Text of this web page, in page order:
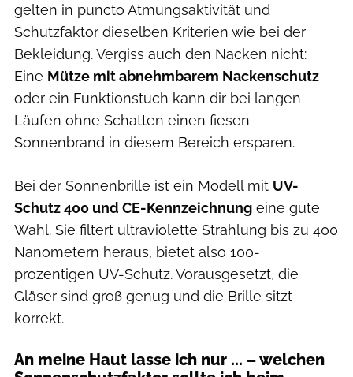
gelten in puncto Atmungsaktivität und
Schutzfaktor dieselben Kriterien wie bei der
Bekleidung. Vergiss auch den Nacken nicht:
Eine Mütze mit abnehmbarem Nackenschutz
oder ein Funktionstuch kann dir bei langen
Läufen ohne Schatten einen fiesen
Sonnenbrand in diesem Bereich ersparen.
Bei der Sonnenbrille ist ein Modell mit UV-
Schutz 400 und CE-Kennzeichnung eine gute
Wahl. Sie filtert ultraviolette Strahlung bis zu 400
Nanometern heraus, bietet also 100-
prozentigen UV-Schutz. Vorausgesetzt, die
Gläser sind groß genug und die Brille sitzt
korrekt.
An meine Haut lasse ich nur ... – welchen